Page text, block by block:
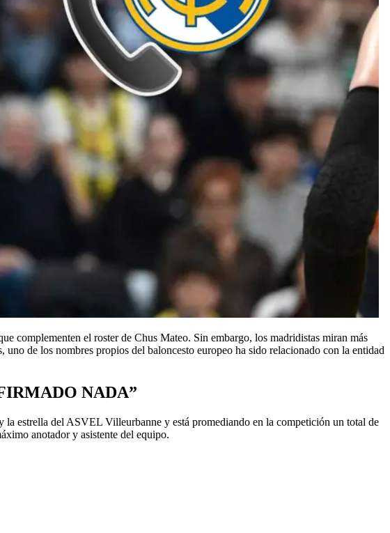
complementen el roster de Chus Mateo. Sin embargo, los madridistas miran más
uno de los nombres propios del baloncesto europeo ha sido relacionado con la entidad
NADA”
la estrella del ASVEL Villeurbanne y está promediando en la competición un total de
anotador y asistente del equipo.